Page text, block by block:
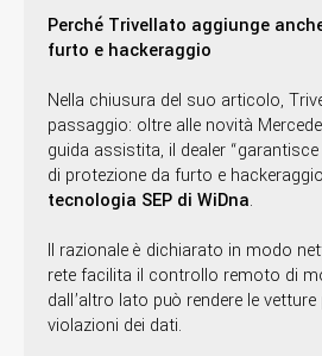
Perché Trivellato aggiunge
furto e hackeraggio
Nella chiusura del suo articolo,
passaggio: oltre alle novità
guida assistita, il dealer
di protezione da furto e
tecnologia SEP di WiDna.
Il razionale è dichiarato in modo
rete facilita il controllo remoto di
dall’altro lato può rendere le
violazioni dei dati.